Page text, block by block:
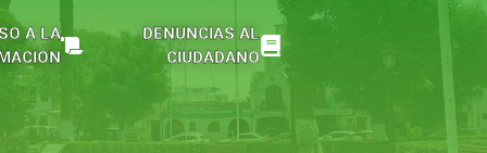
DENUNCIAS AL
CIUDADANO
A LA